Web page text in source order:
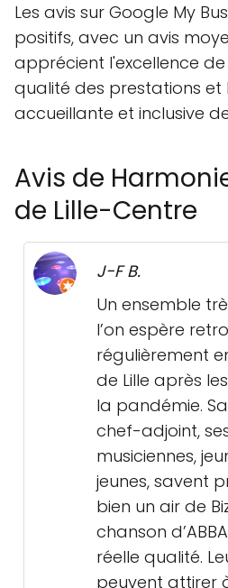
Les avis sur Google My
positifs, avec un avis
apprécient l'excellence
qualité des prestations et
accueillante et inclusive
Avis de
de Lille-Centre
J-F B.
Un ensemble
l’on espère
régulièrement
de Lille après
la pandémie.
chef-adjoint,
musiciennes,
jeunes, savent
bien un air de
chanson
réelle qualité.
peuvent attirer